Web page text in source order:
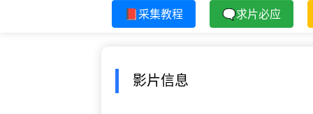
📕采集教程 🗨求片必应
影片信息